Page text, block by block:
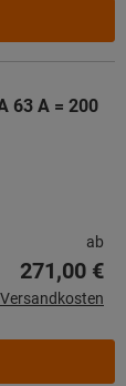
63 A = 200
ab
271,00 €